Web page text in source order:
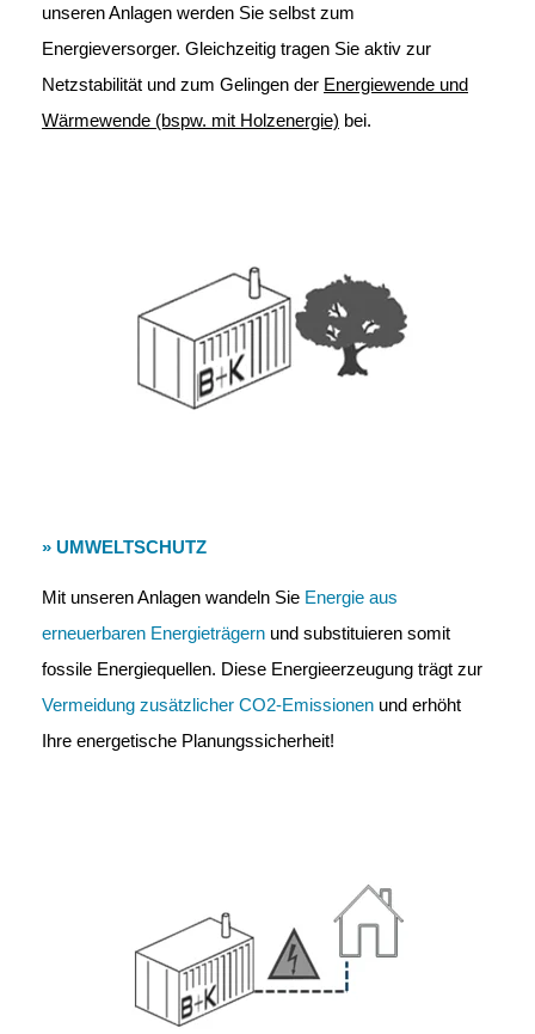
unseren Anlagen werden Sie selbst zum
Energieversorger. Gleichzeitig tragen Sie aktiv zur
Netzstabilität und zum Gelingen der Energiewende und
Wärmewende (bspw. mit Holzenergie) bei.
» UMWELTSCHUTZ
Mit unseren Anlagen wandeln Sie Energie aus
erneuerbaren Energieträgern und substituieren somit
fossile Energiequellen. Diese Energieerzeugung trägt zur
Vermeidung zusätzlicher CO2-Emissionen und erhöht
Ihre energetische Planungssicherheit!